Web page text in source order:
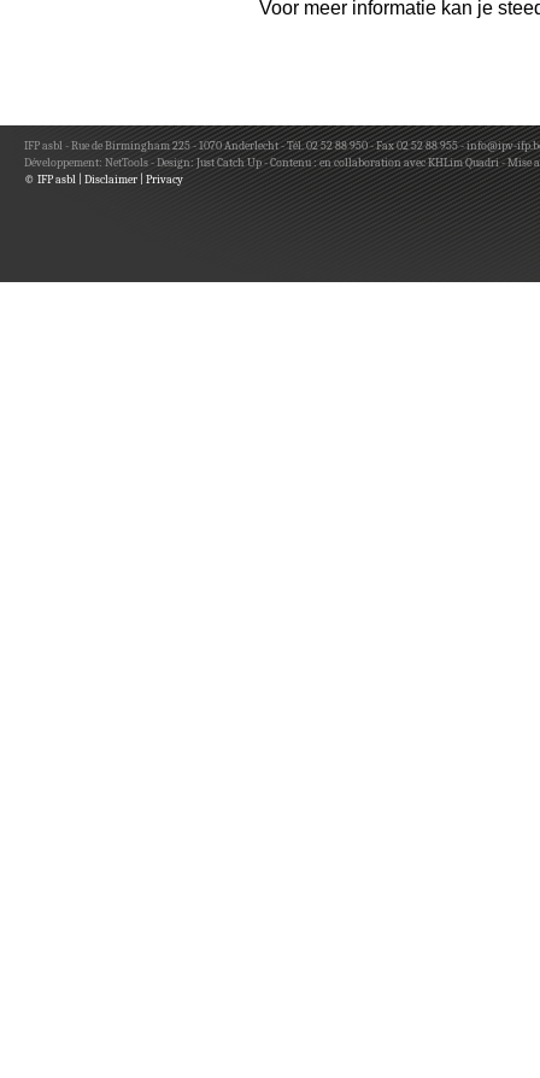
Voor meer informatie kan je
IFP asbl - Rue de Birmingham 225 - 1070 Anderlecht - Tél. 02 52 88 950 - Fax 02 52 88 955 -info@ipv-
Développement: NetTools- Design: Just Catch Up- Contenu : en collaboration avec KHLim Quadri -
© IFP asbl
Disclaimer Privacy